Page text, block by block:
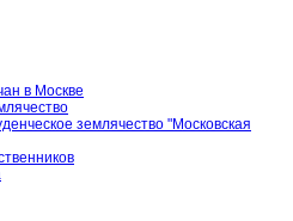
в Москве
землячество "Московская